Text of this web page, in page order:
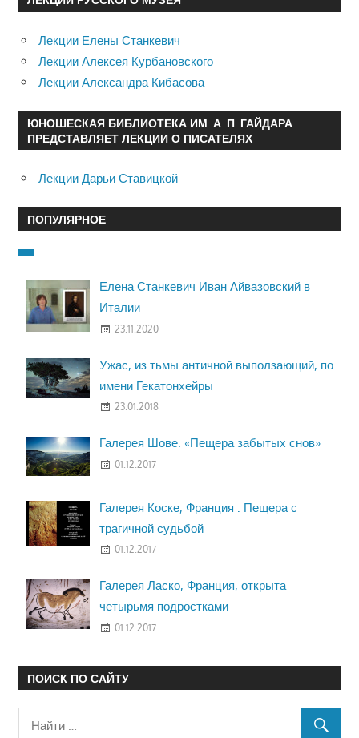
Лекции Елены Станкевич
Лекции Алексея Курбановского
Лекции Александра Кибасова
ЮНОШЕСКАЯ БИБЛИОТЕКА ИМ. А. П. ГАЙДАРА
ПРЕДСТАВЛЯЕТ ЛЕКЦИИ О ПИСАТЕЛЯХ
Лекции Дарьи Ставицкой
ПОПУЛЯРНОЕ
Елена Станкевич Иван Айвазовский в
Италии
23.11.2020
Ужас, из тьмы античной выползающий, по
имени Гекатонхейры
23.01.2018
Галерея Шове. «Пещера забытых снов»
01.12.2017
Галерея Коске, Франция : Пещера с
трагичной судьбой
01.12.2017
Галерея Ласко, Франция, открыта
четырьмя подростками
01.12.2017
ПОИСК ПО САЙТУ